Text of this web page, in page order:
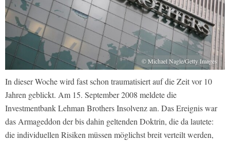
© Michael Nagle/Getty Images
In dieser Woche wird fast schon traumatisiert auf die Zeit vor 10
Jahren geblickt. Am 15. September 2008 meldete die
Investmentbank Lehman Brothers Insolvenz an. Das Ereignis war
das Armageddon der bis dahin geltenden Doktrin, die da lautete:
die individuellen Risiken müssen möglichst breit verteilt werden,